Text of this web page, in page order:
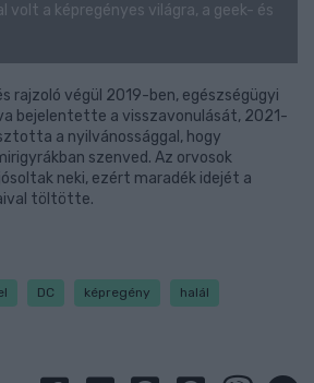
volt a képregényes világra, a geek- és
rajzoló végül 2019-ben, egészségügyi
bejelentette a visszavonulását, 2021-
a nyilvánossággal, hogy
szenved. Az orvosok
neki, ezért maradék idejét a
töltötte.
DC képregény halál